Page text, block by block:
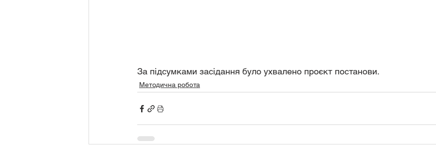
За підсумками засідання було ухвалено проєкт постанови.
Методична робота